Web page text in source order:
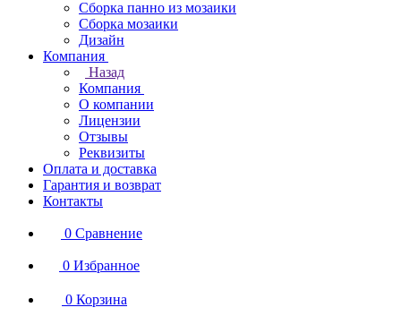
Сборка панно из мозаики
Сборка мозаики
Дизайн
Компания
Назад
Компания
О компании
Лицензии
Отзывы
Реквизиты
Оплата и доставка
Гарантия и возврат
Контакты
0 Сравнение
0 Избранное
0 Корзина